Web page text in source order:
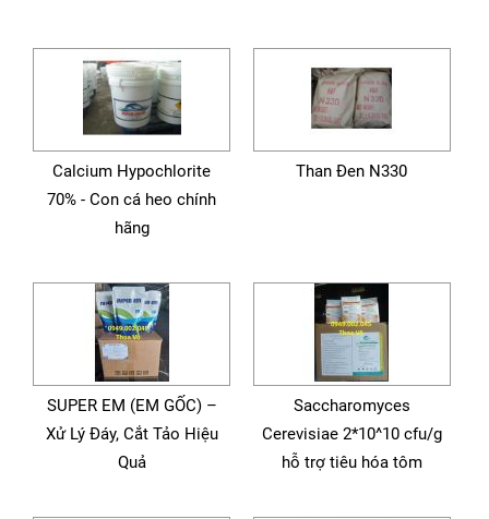
Calcium Hypochlorite
70% - Con cá heo chính
hãng
Than Đen N330
SUPER EM (EM GỐC) –
Xử Lý Đáy, Cắt Tảo Hiệu
Quả
Saccharomyces
Cerevisiae 2*10^10 cfu/g
hỗ trợ tiêu hóa tôm